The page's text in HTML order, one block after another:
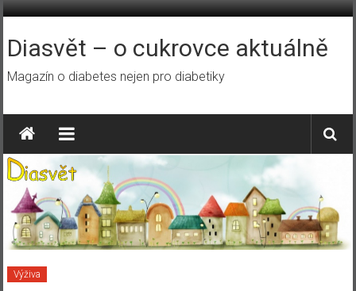
Přeskočit
obsah
Diasvět – o cukrovce aktuálně
Magazín o diabetes nejen pro diabetiky
Výživa